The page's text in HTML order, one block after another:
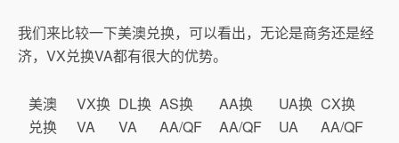
我们来比较一下美澳兑换，可以看出，无论是商务还是经
济，VX兑换VA都有很大的优势。
美澳
兑换
VX换
VA
DL换
VA
AS换
AA/QF
AA换
AA/QF
UA换
UA
CX换
AA/QF